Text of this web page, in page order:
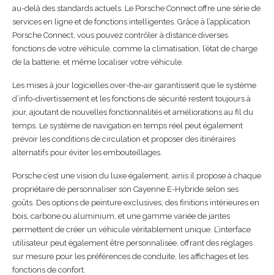
au-delà des standards actuels. Le Porsche Connect offre une série de
services en ligne et de fonctions intelligentes. Grâce à l’application
Porsche Connect, vous pouvez contrôler à distance diverses
fonctions de votre véhicule, comme la climatisation, l’état de charge
de la batterie, et même localiser votre véhicule.
Les mises à jour logicielles over-the-air garantissent que le système
d’info-divertissement et les fonctions de sécurité restent toujours à
jour, ajoutant de nouvelles fonctionnalités et améliorations au fil du
temps. Le système de navigation en temps réel peut également
prévoir les conditions de circulation et proposer des itinéraires
alternatifs pour éviter les embouteillages.
Porsche c’est une vision du luxe également, ainis il propose à chaque
propriétaire de personnaliser son Cayenne E-Hybride selon ses
goûts. Des options de peinture exclusives, des finitions intérieures en
bois, carbone ou aluminium, et une gamme variée de jantes
permettent de créer un véhicule véritablement unique. L’interface
utilisateur peut également être personnalisée, offrant des réglages
sur mesure pour les préférences de conduite, les affichages et les
fonctions de confort.